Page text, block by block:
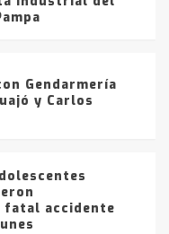
Gendarmería
y Carlos
accidente